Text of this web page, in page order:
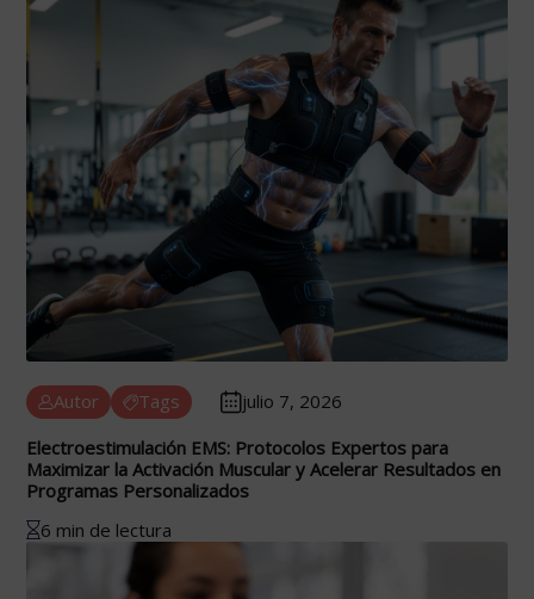
Autor Tags
julio 7, 2026
Electroestimulación EMS: Protocolos Expertos para
Maximizar la Activación Muscular y Acelerar Resultados en
Programas Personalizados
6 min de lectura